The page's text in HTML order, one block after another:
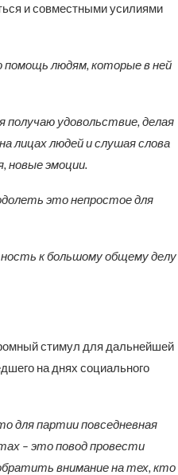
и совместными усилиями
помощь людям, которые в ней
удовольствие, делая
лицах людей и слушая слова
новые эмоции.
это непростое для
к большому общему делу
стимул для дальнейшей
на днях социального
для партии повседневная
– это повод провести
внимание на тех, кто